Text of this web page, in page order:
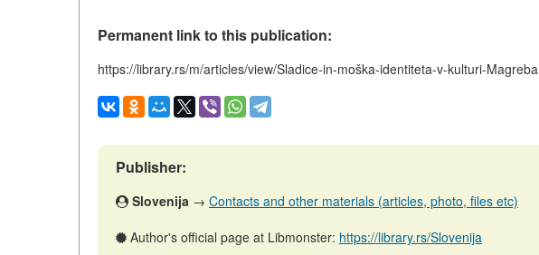
Permanent link to this publication:
https://library.rs/m/articles/view/Sladice-in-moška-identiteta-v-kulturi-Magreba
Publisher:
Slovenija → Contacts and other materials (articles, photo, files etc)
Author's official page at Libmonster: https://library.rs/Slovenija